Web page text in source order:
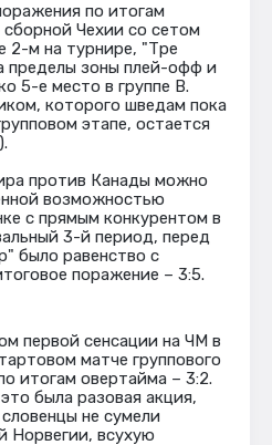
по итогам
Чехии со сетом
2-м на турнире, "Тре
пределы зоны плей-офф и
5-е место в группе В.
которого шведам пока
этапе, остается
против Канады можно
возможностью
с прямым конкурентом в
3-й период, перед
было равенство с
поражение – 3:5.
первой сенсации на ЧМ в
матче группового
итогам овертайма – 3:2.
была разовая акция,
не сумели
Норвегии, всухую